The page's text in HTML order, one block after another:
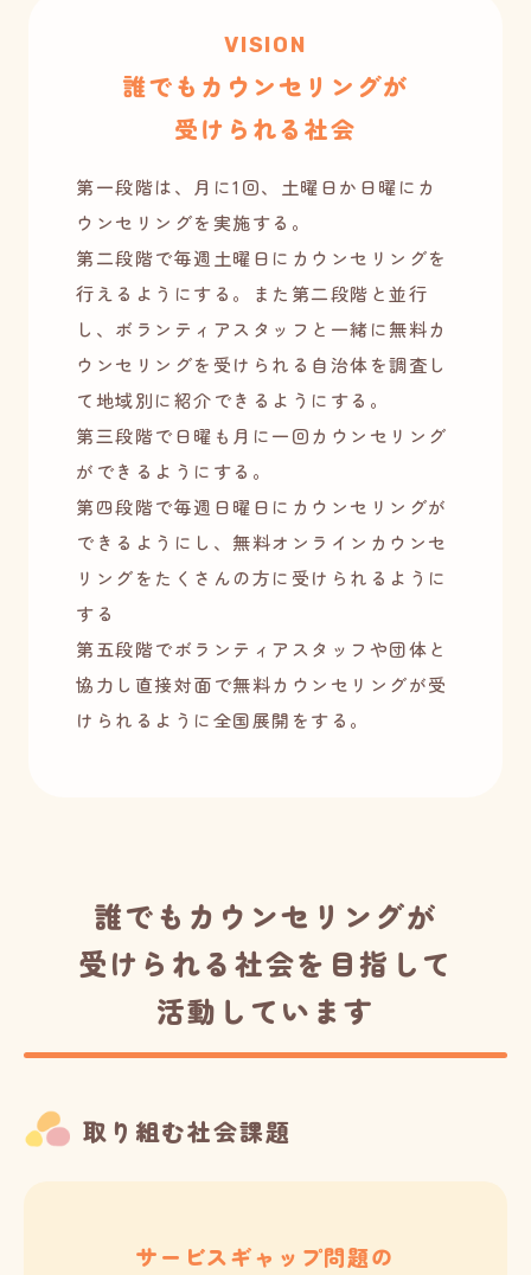
VISION
誰でもカウンセリングが
受けられる社会
第一段階は、月に1回、土曜日か日曜にカ
ウンセリングを実施する。
第二段階で毎週土曜日にカウンセリングを
行えるようにする。また第二段階と並行
し、ボランティアスタッフと一緒に無料カ
ウンセリングを受けられる自治体を調査し
て地域別に紹介できるようにする。
第三段階で日曜も月に一回カウンセリング
ができるようにする。
第四段階で毎週日曜日にカウンセリングが
できるようにし、無料オンラインカウンセ
リングをたくさんの方に受けられるように
する
第五段階でボランティアスタッフや団体と
協力し直接対面で無料カウンセリングが受
けられるように全国展開をする。
誰でもカウンセリングが
受けられる社会を目指して
活動しています
取り組む社会課題
サービスギャップ問題の